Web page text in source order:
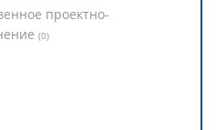
проектно-
(0)